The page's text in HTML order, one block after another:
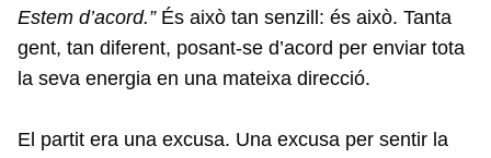
Estem d’acord.”És això tan senzill: és això. Tanta
gent, tan diferent, posant-se d’acord per enviar tota
la seva energia en una mateixa direcció.
El partit era una excusa. Una excusa per sentir la